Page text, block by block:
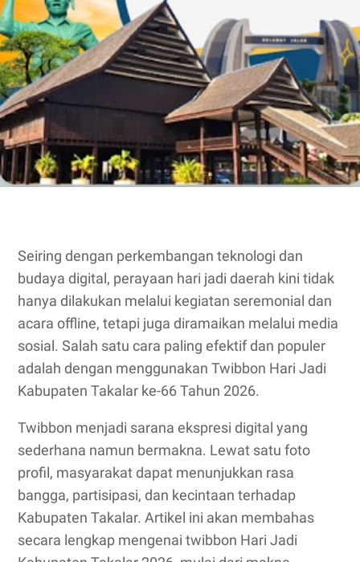
Seiring dengan perkembangan teknologi dan
budaya digital, perayaan hari jadi daerah kini tidak
hanya dilakukan melalui kegiatan seremonial dan
acara offline, tetapi juga diramaikan melalui media
sosial. Salah satu cara paling efektif dan populer
adalah dengan menggunakan Twibbon Hari Jadi
Kabupaten Takalar ke-66 Tahun 2026.
Twibbon menjadi sarana ekspresi digital yang
sederhana namun bermakna. Lewat satu foto
profil, masyarakat dapat menunjukkan rasa
bangga, partisipasi, dan kecintaan terhadap
Kabupaten Takalar. Artikel ini akan membahas
secara lengkap mengenai twibbon Hari Jadi